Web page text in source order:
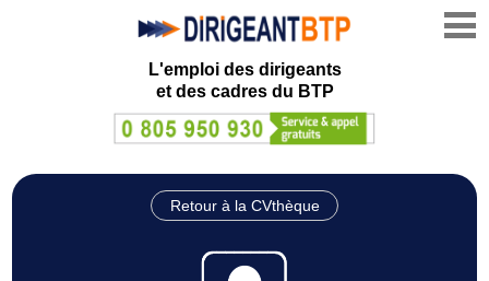
L'emploi des dirigeants
et des cadres du BTP
Retour à la CVthèque